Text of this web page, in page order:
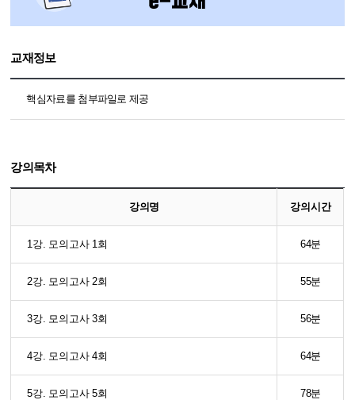
교재정보
핵심자료를 첨부파일로 제공
강의목차
강의명 강의시간
1강. 모의고사 1회 64분
2강. 모의고사 2회 55분
3강. 모의고사 3회 56분
4강. 모의고사 4회 64분
5강. 모의고사 5회 78분